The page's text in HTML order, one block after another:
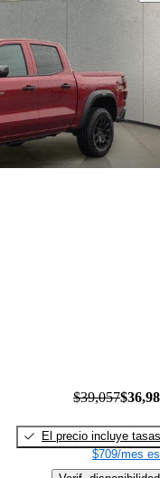
$39,057
El precio incluye tasas
$709/mes